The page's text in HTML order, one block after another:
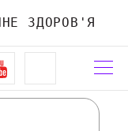
ЗДОРОВ'Я